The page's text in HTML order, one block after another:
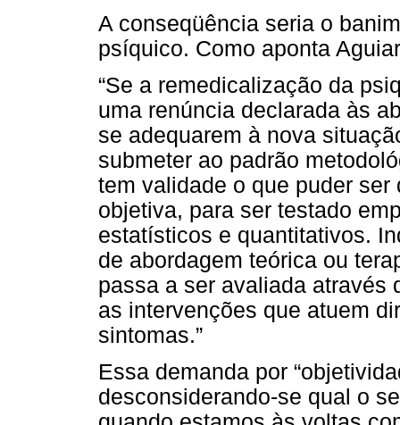
A conseqüência seria o
psíquico. Como aponta
“Se a remedicalização da
uma renúncia declarada às
se adequarem à nova
submeter ao padrão
tem validade o que puder
objetiva, para ser testado
estatísticos e quantitativos.
de abordagem teórica ou
passa a ser avaliada através
as intervenções que atuem
sintomas.”
Essa demanda por
desconsiderando-se qual o